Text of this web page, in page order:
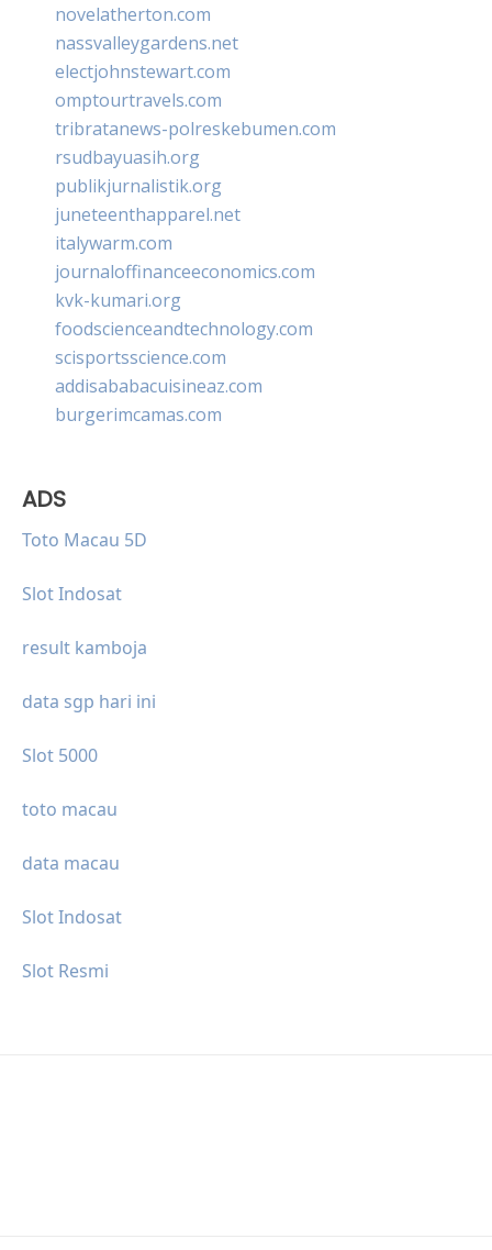
novelatherton.com
nassvalleygardens.net
electjohnstewart.com
omptourtravels.com
tribratanews-polreskebumen.com
rsudbayuasih.org
publikjurnalistik.org
juneteenthapparel.net
italywarm.com
journaloffinanceeconomics.com
kvk-kumari.org
foodscienceandtechnology.com
scisportsscience.com
addisababacuisineaz.com
burgerimcamas.com
ADS
Toto Macau 5D
Slot Indosat
result kamboja
data sgp hari ini
Slot 5000
toto macau
data macau
Slot Indosat
Slot Resmi